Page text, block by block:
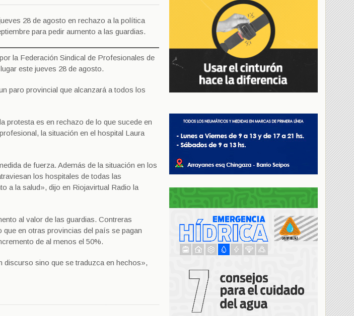
28 de agosto en rechazo a la política
para pedir aumento a las guardias.
la Federación Sindical de Profesionales de
este jueves 28 de agosto.
paro provincial que alcanzará a todos los
protesta es en rechazo de lo que sucede en
la situación en el hospital Laura
de fuerza. Además de la situación en los
los hospitales de todas las
a la salud», dijo en Riojavirtual Radio la
al valor de las guardias. Contreras
en otras provincias del país se pagan
de al menos el 50%.
discurso sino que se traduzca en hechos»,